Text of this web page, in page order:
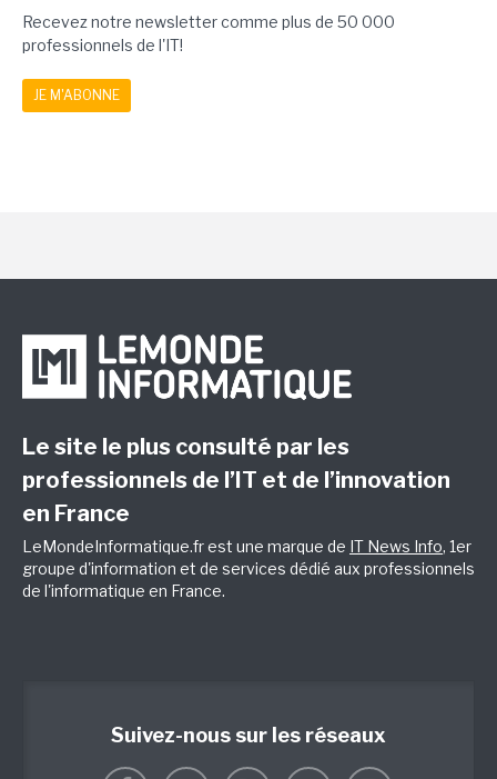
Recevez notre newsletter comme plus de 50 000
professionnels de l'IT!
JE M'ABONNE
Le site le plus consulté par les
professionnels de l’IT et de l’innovation
en France
LeMondeInformatique.fr est une marque de IT News Info, 1er
groupe d'information et de services dédié aux professionnels
de l'informatique en France.
Suivez-nous sur les réseaux